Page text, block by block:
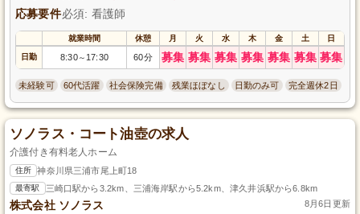
応募要件必須: 看護師
就業時間 休憩 月 火 水 木 金 土 日
日勤 8:30～ 17:30 60分 募集 募集 募集 募集 募集 募集 募集
未経験可 60代活躍 社会保険完備 残業ほぼなし 日勤のみ可 完全週休2日
ソノラス・コート油壺の求人
介護付き有料老人ホーム
住所 神奈川県三浦市尾上町18
最寄駅 三崎口駅から3.2km、三浦海岸駅から5.2km、津久井浜駅から6.8km
株式会社 ソノラス 8月6日更新